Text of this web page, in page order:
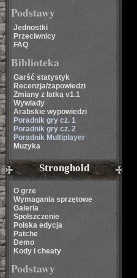
Podstawy
Jednostki
Przeciwnicy
FAQ
Biblioteka
Garść statystyk
Recenzja/zapowiedzi
Zmiany z łatką v1.1
Wywiady
Arabskie wypowiedzi
Poradnik gry cz. 1
Poradnik gry cz. 2
Poradnik Multiplayer
Muzyka
Stronghold
O grze
Wymagania sprzętowe
Galeria
Spolszczenie
Polska edycja
Patche
Demo
Kody i cheaty
Podstawy